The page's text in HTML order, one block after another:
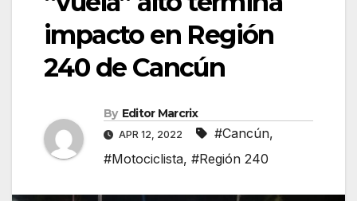
impacto en Región
240 de Cancún
By Editor Marcrix
APR 12, 2022 #Cancún,
#Motociclista, #Región 240